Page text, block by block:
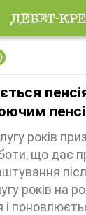
років
що дає
років на
і